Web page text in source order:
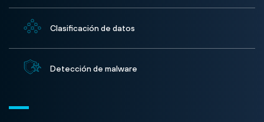
Clasificación de datos
Detección de malware